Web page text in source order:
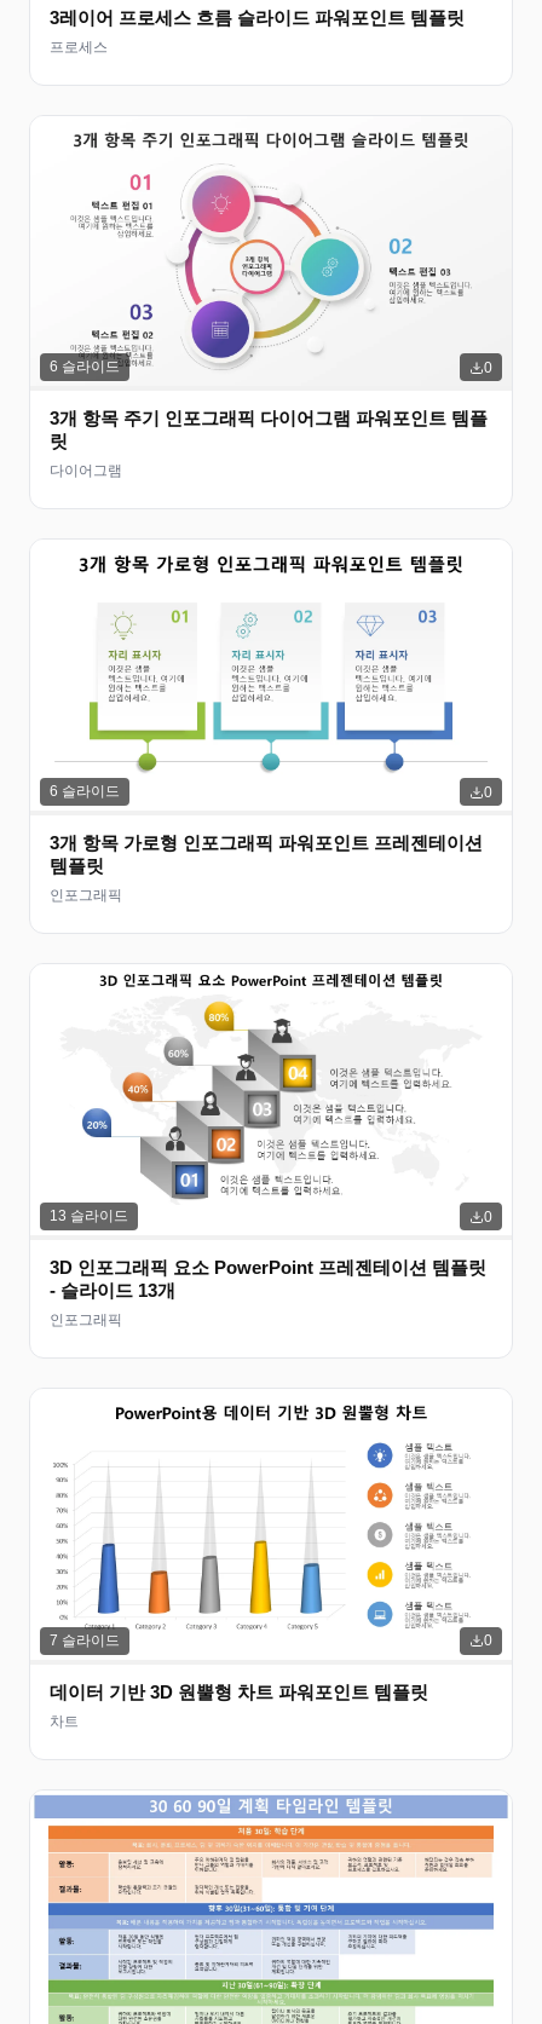
3레이어 프로세스 흐름 슬라이드 파워포인트 템플릿
프로세스
6 슬라이드 0
3개 항목 주기 인포그래픽 다이어그램 파워포인트 템플
릿
다이어그램
6 슬라이드 0
3개 항목 가로형 인포그래픽 파워포인트 프레젠테이션
템플릿
인포그래픽
13 슬라이드 0
3D 인포그래픽 요소 PowerPoint 프레젠테이션 템플릿
- 슬라이드 13개
인포그래픽
7 슬라이드 0
데이터 기반 3D 원뿔형 차트 파워포인트 템플릿
차트